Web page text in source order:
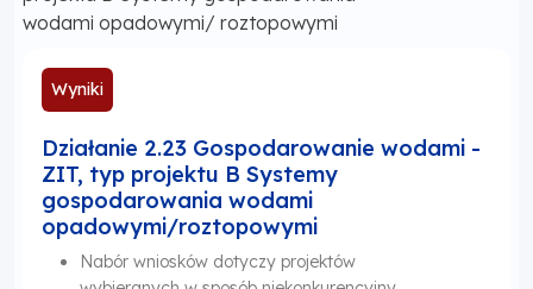
wodami opadowymi/ roztopowymi
Wyniki
Działanie 2.23 Gospodarowanie wodami -
ZIT, typ projektu B Systemy
gospodarowania wodami
opadowymi/roztopowymi
Nabór wniosków dotyczy projektów